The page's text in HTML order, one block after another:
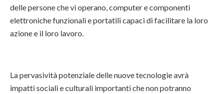
delle persone che vi operano, computer e componenti
elettroniche funzionali e portatili capaci di facilitare la loro
azione e il loro lavoro.
La pervasività potenziale delle nuove tecnologie avrà
impatti sociali e culturali importanti che non potranno